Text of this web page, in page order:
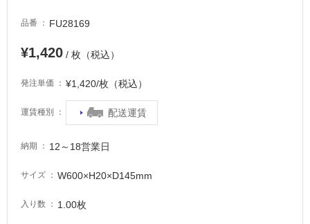
品番 FU28169
¥1,420 / 枚（税込）
発注単価 ¥1,420/枚（税込）
運賃種別 配送運賃
納期 12～18営業日
サイズ W600×H20×D145mm
入り数 1.00枚
内
屋
床・
浴
床・
車
場